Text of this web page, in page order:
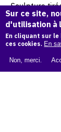
Sculpture
rose, Carl
Palace,
Sur ce site,
d'utilisation à
En cliquant sur
ces cookies. En
Non, merci.